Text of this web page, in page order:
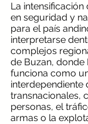
La
en seguridad y
para el país
interpretarse
complejos
de Buzan, donde
funciona como
interdependiente
transnacionales,
personas, el
armas o la